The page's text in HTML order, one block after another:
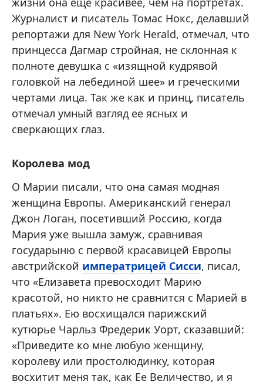
Журналист и писатель Томас Нокс, делавший
репортажи для New York Herald, отмечал, что
принцесса Дагмар стройная, не склонная к
полноте девушка с «изящной кудрявой
головкой на лебединой шее» и греческими
чертами лица. Так же как и принц, писатель
отмечал умный взгляд ее ясных и
сверкающих глаз.
Королева мод
О Марии писали, что она самая модная
женщина Европы. Американский генерал
Джон Логан, посетивший Россию, когда
Мария уже вышла замуж, сравнивая
государыню с первой красавицей Европы
австрийской императрицей Сисси, писал,
что «Елизавета превосходит Марию
красотой, но никто не сравнится с Марией в
платьях». Ею восхищался парижский
кутюрье Чарльз Фредерик Уорт, сказавший:
«Приведите ко мне любую женщину,
королеву или простолюдинку, которая
восхитит меня так, как Ее Величество, и я